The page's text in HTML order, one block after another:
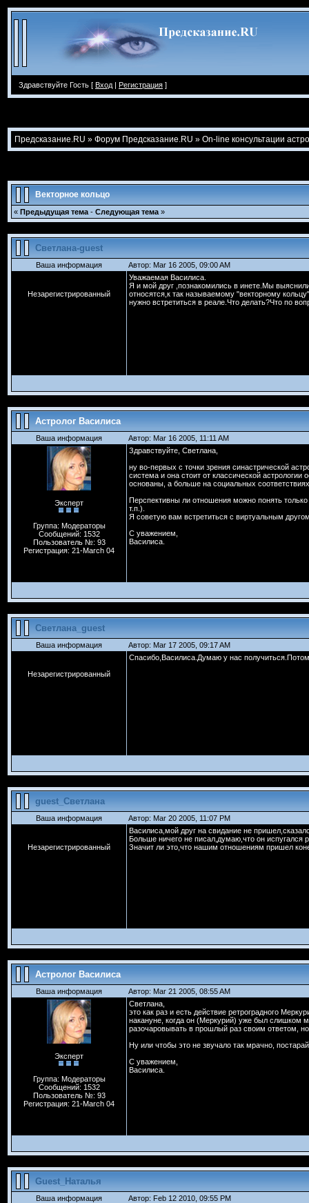
Здравствуйте Гость [ Вход | Регистрация ]
Предсказание.RU » Форум Предсказание.RU » On-line консультации
Векторное кольцо
« Предыдущая тема - Следующая тема »
Светлана-guest
Ваша информация Автор: Mar 16 2005, 09:00 AM
Незарегистрированный
Уважаемая Василиса.
Я и мой друг ,познакомились в инете.Мы
относятся,к так называемому "векторному
нужно встретиться в реале.Что делать?Что по
Астролог Василиса
Ваша информация Автор: Mar 16 2005, 11:11 AM
Эксперт
Группа: Модераторы
Сообщений: 1532
Пользователь №: 93
Регистрация: 21-March 04
Здравствуйте, Светлана,
ну во-первых с точки зрения синастрической
система и она стоит от классической
основаны, а больше на социальных
Перспективны ли отношения можно понять
т.п.).
Я советую вам встретиться с виртуальным
С уважением,
Василиса.
Светлана_guest
Ваша информация Автор: Mar 17 2005, 09:17 AM
Незарегистрированный
Спасибо,Василиса.Думаю у нас
guest_Светлана
Ваша информация Автор: Mar 20 2005, 11:07 PM
Незарегистрированный
Василиса,мой друг на свидание не
Больше ничего не писал,думаю,что он испугался
Значит ли это,что нашим отношениям пришел
Астролог Василиса
Ваша информация Автор: Mar 21 2005, 08:55 AM
Эксперт
Группа: Модераторы
Сообщений: 1532
Пользователь №: 93
Регистрация: 21-March 04
Светлана,
это как раз и есть действие ретроградного
накануне, когда он (Меркурий) уже был слишком
разочаровывать в прошлый раз своим ответом,
Ну или чтобы это не звучало так мрачно,
С уважением,
Василиса.
Guest_Наталья
Ваша информация Автор: Feb 12 2010, 09:55 PM